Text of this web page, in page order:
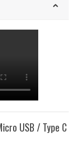
USB / Type C